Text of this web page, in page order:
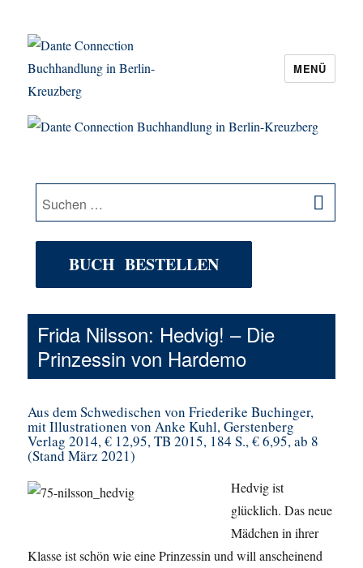
Dante Connection Buchhandlung in
MENÜ
Suche
nach:
BUCH BESTELLEN
Frida Nilsson: Hedvig! – Die
Prinzessin von Hardemo
Aus dem Schwedischen von Friederike Buchinger,
mit Illustrationen von Anke Kuhl, Gerstenberg
Verlag 2014, € 12,95, TB 2015, 184 S., € 6,95, ab 8
(Stand März 2021)
Hedvig ist
glücklich. Das neue
Mädchen in ihrer
Klasse ist schön wie eine Prinzessin und will anscheinend